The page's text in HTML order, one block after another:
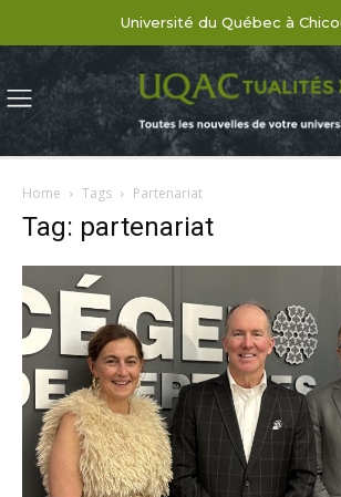
Université du Québec à
Home Tags Partenariat
Tag: partenariat